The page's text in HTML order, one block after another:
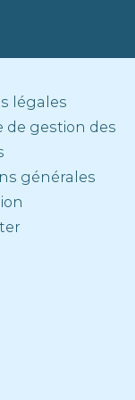
légales
de gestion des
générales